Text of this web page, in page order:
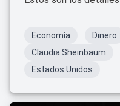
Economía Dinero
Claudia Sheinbaum
Estados Unidos